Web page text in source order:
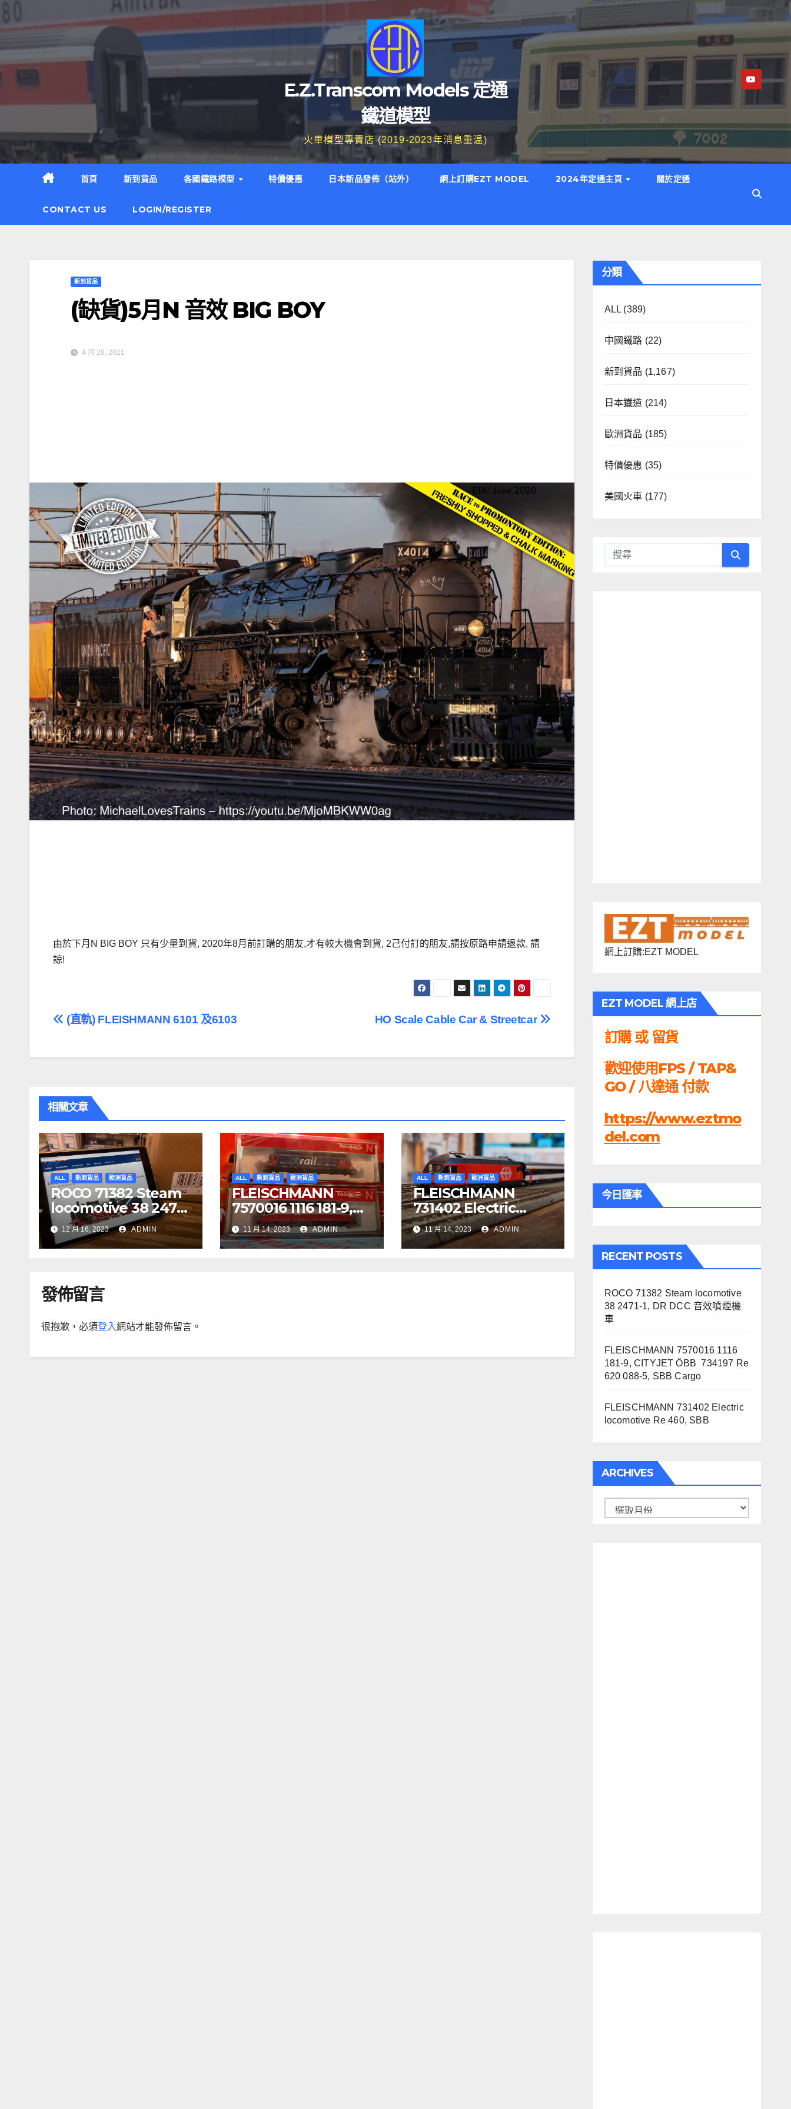
to
E.Z.Transcom Models 定通
鐵道模型
火車模型專賣店 (2019-2023年消息重温)
首頁 新到貨品 各國鐵路模型 特價優惠 日本新品發佈（站外） 網上訂購EZT MODEL 2024年定通主頁 關於定通
CONTACT US LOGIN/REGISTER
新到貨品
(缺貨)5月N 音效 BIG BOY
4 月 28, 2021
由於下月N BIG BOY 只有少量到貨, 2020年8月前訂購的朋友,才有較大機會到貨, 2己付訂的朋友,請按原路申請退款, 請
諒!
文
覽
HO Scale Cable Car & Streetcar
(直軌) FLEISHMANN 6101 及6103
相關文章
ALL 新到貨品 歐洲貨品
ROCO 71382 Steam
locomotive 38 2471-
1, DR DCC 音效噴煙機
車12 月 16, 2023 ADMIN
ALL 新到貨品 歐洲貨品
FLEISCHMANN
7570016 1116 181-9,
CITYJET ÖBB
734197 Re 620 088-
5, SBB Cargo
11 月 14, 2023 ADMIN
ALL 新到貨品 歐洲貨品
FLEISCHMANN
731402 Electric
locomotive Re 460,
SBB
11 月 14, 2023 ADMIN
發佈留言
很抱歉，必須登入網站才能發佈留言。
分類
ALL (389)
中國鐵路 (22)
新到貨品 (1,167)
日本鐡道 (214)
歐洲貨品 (185)
特價優惠 (35)
美國火車 (177)
網上訂購:EZT MODEL
EZT MODEL 網上店
訂購 或 留貨
歡迎使用FPS / TAP&
GO / 八達通 付款
https://www.eztmo
del.com
今日匯率
RECENT POSTS
ROCO 71382 Steam locomotive
38 2471-1, DR DCC 音效噴煙機
車
FLEISCHMANN 7570016 1116
181-9, CITYJET ÖBB 734197 Re
620 088-5, SBB Cargo
FLEISCHMANN 731402 Electric
locomotive Re 460, SBB
ARCHIVES
Archives